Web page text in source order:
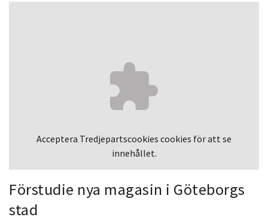
Acceptera Tredjepartscookies cookies för att se
innehållet.
Förstudie nya magasin i Göteborgs
stad